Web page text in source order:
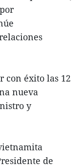
con éxito las 12
nueva
y
de